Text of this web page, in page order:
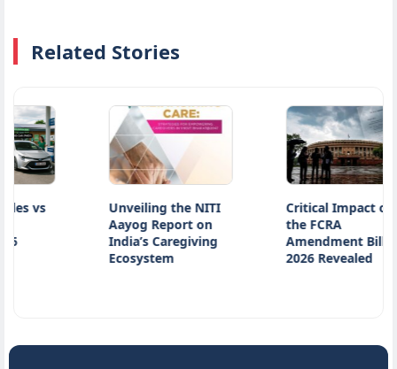
Related Stories
vs
Unveiling the NITI
Aayog Report on
India’s Caregiving
Ecosystem
Critical Impact of
the FCRA
Amendment Bill
2026 Revealed